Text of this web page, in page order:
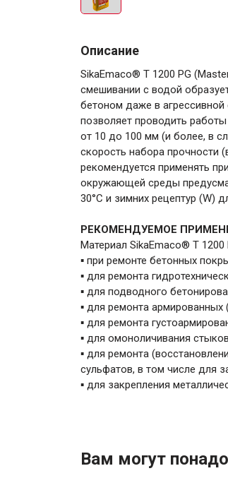
Описание
SikaEmaco® T 1200 PG
смешивании с водой
бетоном даже в
позволяет проводить
от 10 до 100 мм (и более, в
скорость набора прочности
рекомендуется применять
окружающей среды
30°С и зимних рецептур (W)
РЕКОМЕНДУЕМОЕ
Материал SikaEmaco® T
▪ при ремонте бетонных
▪ для ремонта
▪ для подводного
▪ для ремонта армированных
▪ для ремонта
▪ для омоноличивания
▪ для ремонта
сульфатов, в том числе для
▪ для закрепления
Вам могут
Анкеры
Монтажные ленты
Канаты, шнуры